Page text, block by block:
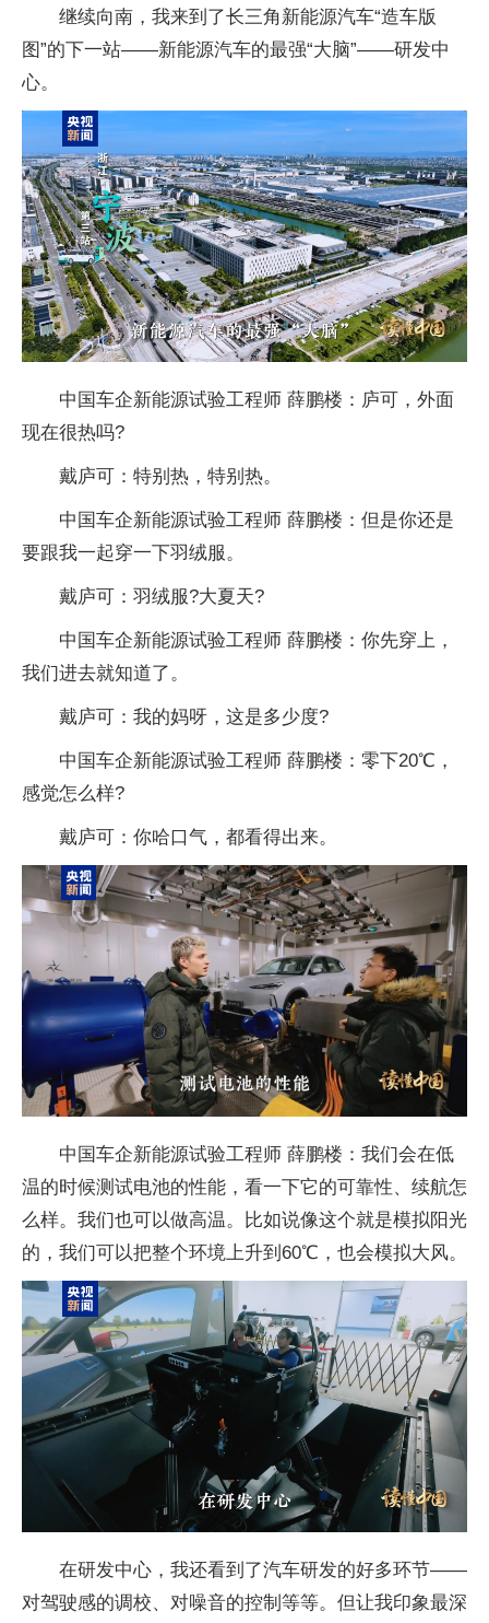
继续向南，我来到了长三角新能源汽车“造车版
图”的下一站——新能源汽车的最强“大脑”——研发中
心。
中国车企新能源试验工程师 薛鹏楼：庐可，外面
现在很热吗?
戴庐可：特别热，特别热。
中国车企新能源试验工程师 薛鹏楼：但是你还是
要跟我一起穿一下羽绒服。
戴庐可：羽绒服?大夏天?
中国车企新能源试验工程师 薛鹏楼：你先穿上，
我们进去就知道了。
戴庐可：我的妈呀，这是多少度?
中国车企新能源试验工程师 薛鹏楼：零下20℃，
感觉怎么样?
戴庐可：你哈口气，都看得出来。
中国车企新能源试验工程师 薛鹏楼：我们会在低
温的时候测试电池的性能，看一下它的可靠性、续航怎
么样。我们也可以做高温。比如说像这个就是模拟阳光
的，我们可以把整个环境上升到60℃，也会模拟大风。
在研发中心，我还看到了汽车研发的好多环节——
对驾驶感的调校、对噪音的控制等等。但让我印象最深